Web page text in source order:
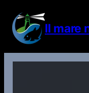
contenuto
Il mare